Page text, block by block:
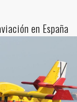
en España